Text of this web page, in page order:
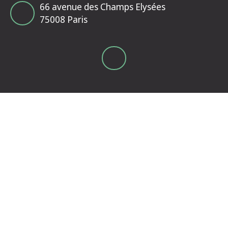
66 avenue des Champs Elysées
75008 Paris